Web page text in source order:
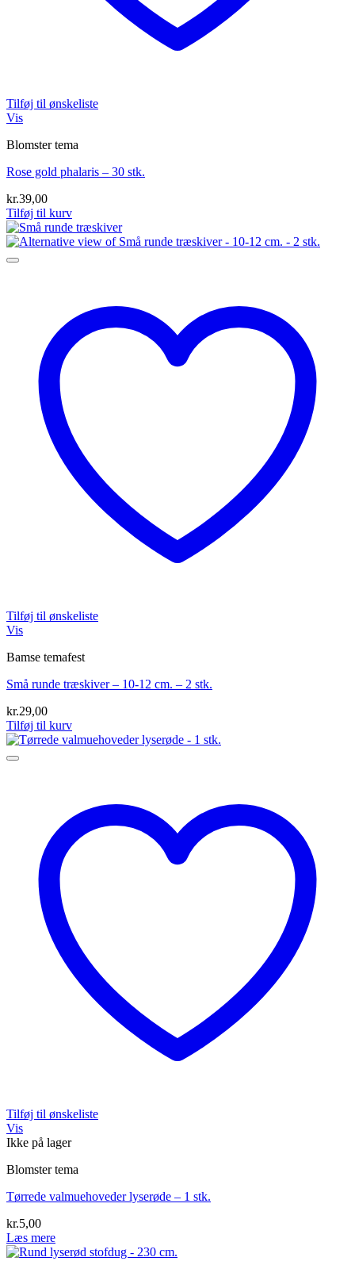
Tilføj til ønskeliste
Vis
Blomster tema
Rose gold phalaris – 30 stk.
kr.39,00
Tilføj til kurv
Tilføj til ønskeliste
Vis
Bamse temafest
Små runde træskiver – 10-12 cm. – 2 stk.
kr.29,00
Tilføj til kurv
Tilføj til ønskeliste
Vis
Ikke på lager
Blomster tema
Tørrede valmuehoveder lyserøde – 1 stk.
kr.5,00
Læs mere